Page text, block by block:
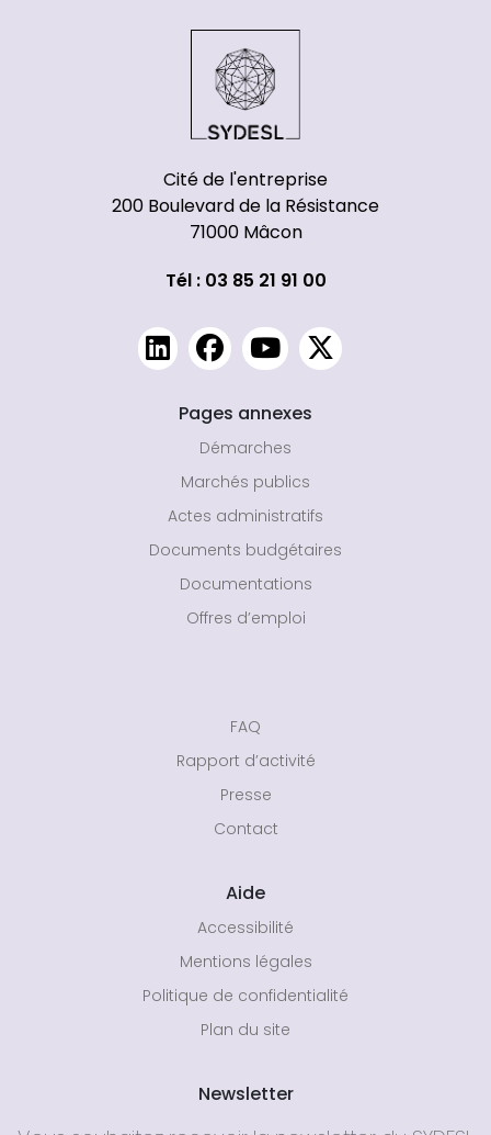
Cité de l'entreprise
200 Boulevard de la Résistance
71000 Mâcon
Tél : 03 85 21 91 00
Pages annexes
Démarches
Marchés publics
Actes administratifs
Documents budgétaires
Documentations
Offres d’emploi
FAQ
Rapport d’activité
Presse
Contact
Aide
Accessibilité
Mentions légales
Politique de confidentialité
Plan du site
Newsletter